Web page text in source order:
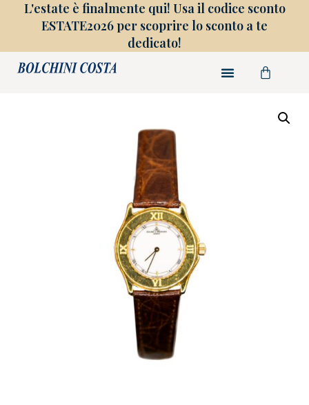
L'estate è finalmente qui! Usa il codice sconto
ESTATE2026 per scoprire lo sconto a te
dedicato!